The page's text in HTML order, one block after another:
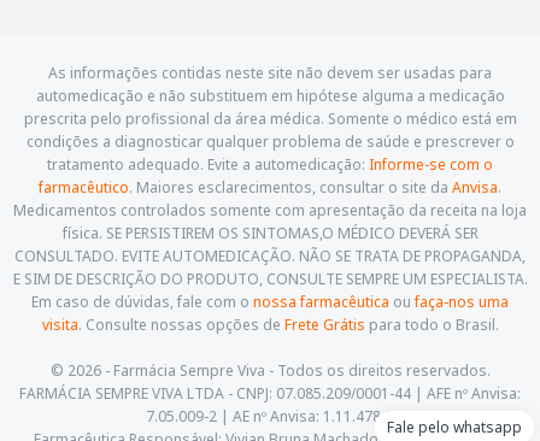
Fale pelo whatsapp
As informações contidas neste site não devem ser usadas para
automedicação e não substituem em hipótese alguma a medicação
prescrita pelo profissional da área médica. Somente o médico está em
condições a diagnosticar qualquer problema de saúde e prescrever o
tratamento adequado. Evite a automedicação: Informe-se com o
farmacêutico. Maiores esclarecimentos, consultar o site da Anvisa.
Medicamentos controlados somente com apresentação da receita na loja
física. SE PERSISTIREM OS SINTOMAS,O MÉDICO DEVERÁ SER
CONSULTADO. EVITE AUTOMEDICAÇÃO. NÃO SE TRATA DE PROPAGANDA,
E SIM DE DESCRIÇÃO DO PRODUTO, CONSULTE SEMPRE UM ESPECIALISTA.
Em caso de dúvidas, fale com o nossa farmacêutica oufaça-nos uma
visita. Consulte nossas opções de Frete Grátis para todo o Brasil.
© 2026 - Farmácia Sempre Viva - Todos os direitos reservados.
FARMÁCIA SEMPRE VIVA LTDA - CNPJ: 07.085.209/0001-44 | AFE nº Anvisa:
7.05.009-2 | AE nº Anvisa: 1.11.478-5